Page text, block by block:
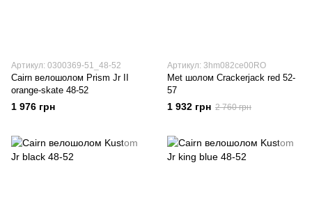
Артикул: 0300369-51_48-52
Cairn велошолом Prism Jr II
orange-skate 48-52
1 976 грн
Артикул: 3hm082ce00RO
Met шолом Crackerjack red 52-
57
1 932 грн 2 760 грн